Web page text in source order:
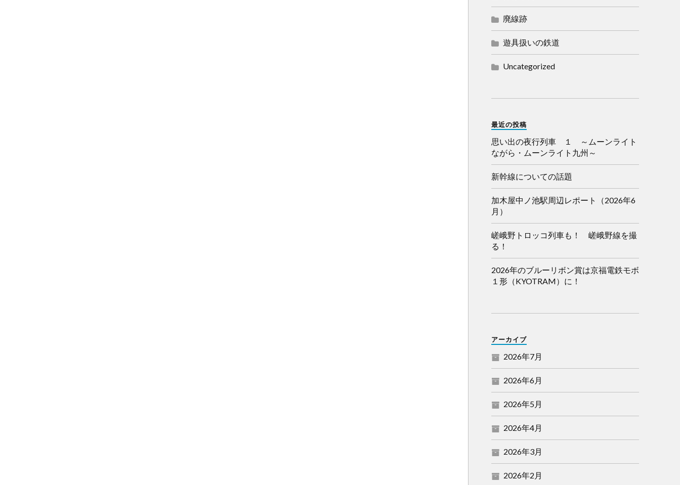
廃線跡
遊具扱いの鉄道
Uncategorized
最近の投稿
思い出の夜行列車 １ ～ムーンライト
ながら・ムーンライト九州～
新幹線についての話題
加木屋中ノ池駅周辺レポート（2026年6
月）
嵯峨野トロッコ列車も！ 嵯峨野線を撮
る！
2026年のブルーリボン賞は京福電鉄モボ
１形（KYOTRAM）に！
アーカイブ
2026年7月
2026年6月
2026年5月
2026年4月
2026年3月
2026年2月